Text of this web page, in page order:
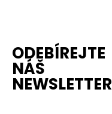
ODEBÍREJTE
NÁŠ
NEWSLETTER